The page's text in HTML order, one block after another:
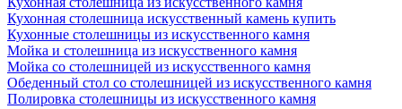
Кухонная столешница искусственный камень купить
Кухонные столешницы из искусственного камня
Мойка и столешница из искусственного камня
Мойка со столешницей из искусственного камня
Обеденный стол со столешницей из искусственного камня
Полировка столешницы из искусственного камня